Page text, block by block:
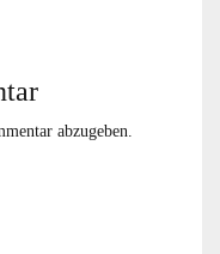
abzugeben.